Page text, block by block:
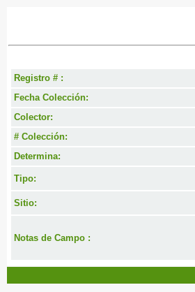
Registro # :
Fecha Colección:
Colector:
# Colección:
Determina:
Tipo:
Sitio:
Notas de Campo :